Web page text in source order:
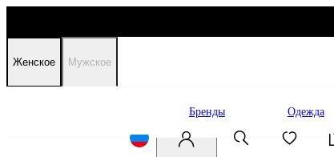
Женское Мужское
Бренды Одежда